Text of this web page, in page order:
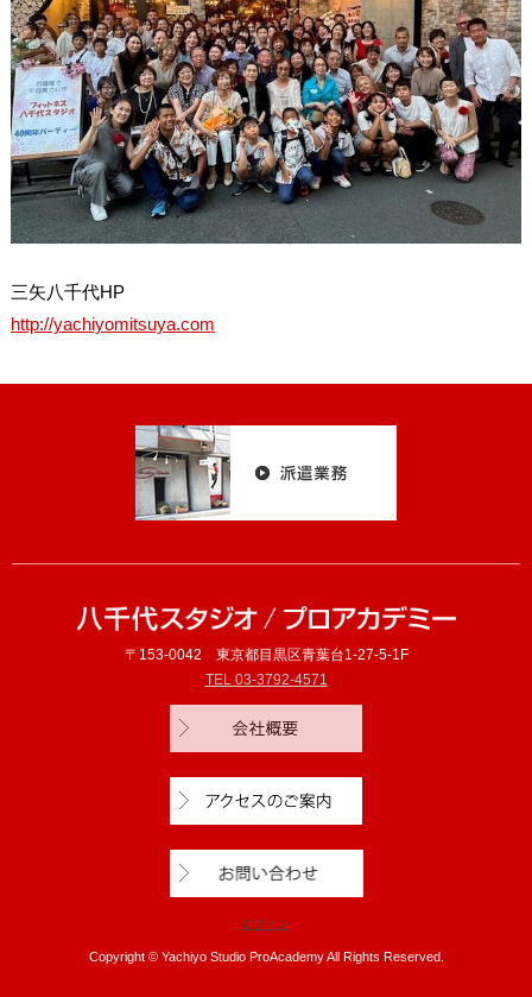
三矢八千代HP
http://yachiyomitsuya.com
〒153-0042 東京都目黒区青葉台1-27-5-1F
TEL 03-3792-4571
ログイン
Copyright © Yachiyo Studio ProAcademy All Rights Reserved.